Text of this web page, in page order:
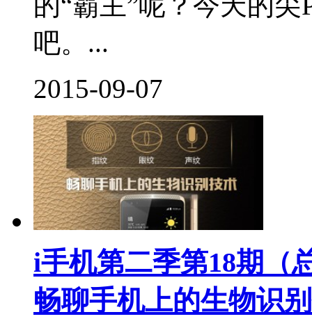
吧。...
2015-09-07
i手机第二季第18期（
畅聊手机上的生物识